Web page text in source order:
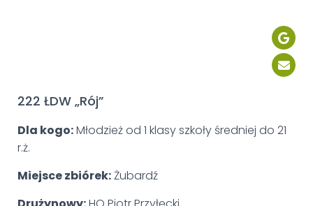
222 ŁDW „Rój”
Dla kogo:Młodzież od 1 klasy szkoły średniej do 21
r.ż.
Miejsce zbiórek:Żubardź